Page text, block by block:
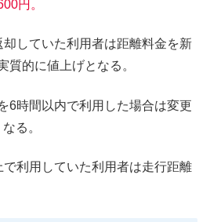
円。
していた利用者は距離料金を新
質的に値上げとなる。
6時間以内で利用した場合は変更
る。
利用していた利用者は走行距離